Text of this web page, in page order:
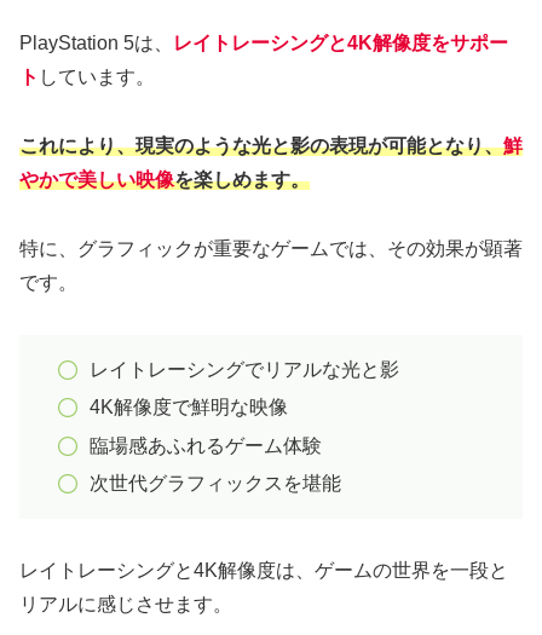
PlayStation 5は、
レイトレーシングと4K解像度をサポー
ト しています。
これにより、現実のような光と影の表現が可能となり、鮮
やかで美しい映像を楽しめます。
特に、グラフィックが重要なゲームでは、その効果が顕著
です。
レイトレーシングでリアルな光と影
4K解像度で鮮明な映像
臨場感あふれるゲーム体験
次世代グラフィックスを堪能
レイトレーシングと4K解像度は、ゲームの世界を一段と
リアルに感じさせます。